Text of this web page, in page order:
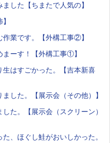
した【ちまたで人気の】
業です。【外構工事②】
ーす！【外構工事①】
はすごかった。【吉本新喜
した。【展示会（その他）】
た。【展示会（スクリーン）
、ほぐし鮭がおいしかった。